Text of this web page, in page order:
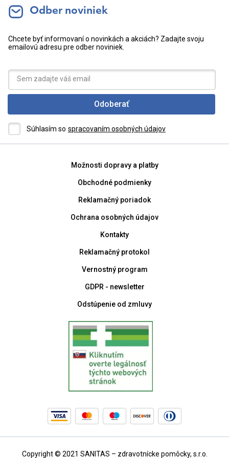
Odber noviniek
Chcete byť informovaní o novinkách a akciách? Zadajte svoju
emailovú adresu pre odber noviniek.
Odoberať
Súhlasím so spracovaním osobných údajov
Možnosti dopravy a platby
Obchodné podmienky
Reklamačný poriadok
Ochrana osobných údajov
Kontakty
Reklamačný protokol
Vernostný program
GDPR - newsletter
Odstúpenie od zmluvy
Copyright © 2021 SANITAS – zdravotnícke pomôcky, s.r.o.